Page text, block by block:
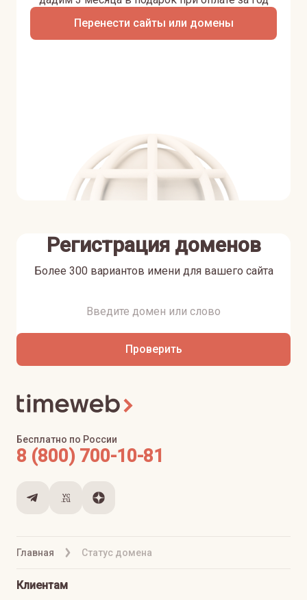
Перенести сайты или домены
Регистрация доменов
Более 300 вариантов имени для вашего сайта
Проверить
Главная Статус домена
Бесплатно по России
8 (800) 700-10-81
Клиентам